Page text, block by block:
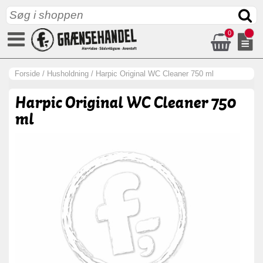
0
Forside / Husholdning / Harpic Original WC Cleaner 750 ml
Harpic Original WC Cleaner 750
ml